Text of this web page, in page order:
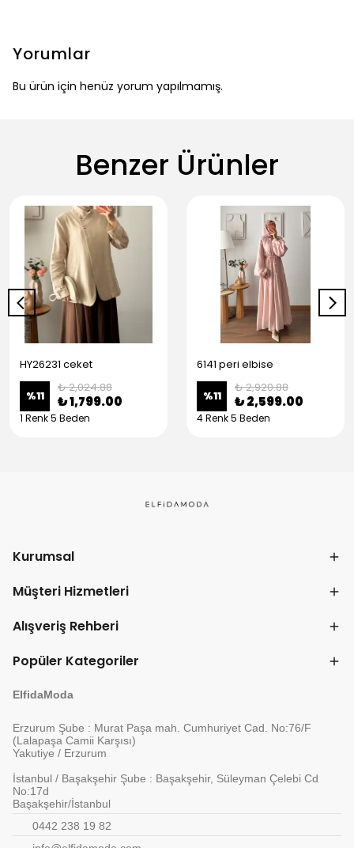
Yorumlar
Bu ürün için henüz yorum yapılmamış.
Benzer Ürünler
HY26231 ceket
%11
₺ 2,024.88
₺ 1,799.00
1 Renk 5 Beden
6141 peri elbise
%11
₺ 2,920.88
₺ 2,599.00
4 Renk 5 Beden
Kurumsal
Müşteri Hizmetleri
Alışveriş Rehberi
Popüler Kategoriler
ElfidaModa
Erzurum Şube : Murat Paşa mah. Cumhuriyet Cad. No:76/F
(Lalapaşa Camii Karşısı)
Yakutiye / Erzurum
İstanbul / Başakşehir Şube : Başakşehir, Süleyman Çelebi Cd
No:17d
Başakşehir/İstanbul
0442 238 19 82